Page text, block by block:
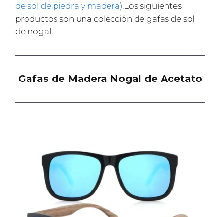
de sol de piedra y madera).Los siguientes
productos son una colección de gafas de sol
de nogal.
Gafas de Madera Nogal de Acetato